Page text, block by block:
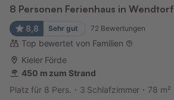
8 Personen Ferienhaus in Wendtorf
8,8 Sehr gut 72 Bewertungen
Top bewertet von Familien
Kieler Förde
450 m zum Strand
Platz für 8 Pers.
3 Schlafzimmer
78 m²